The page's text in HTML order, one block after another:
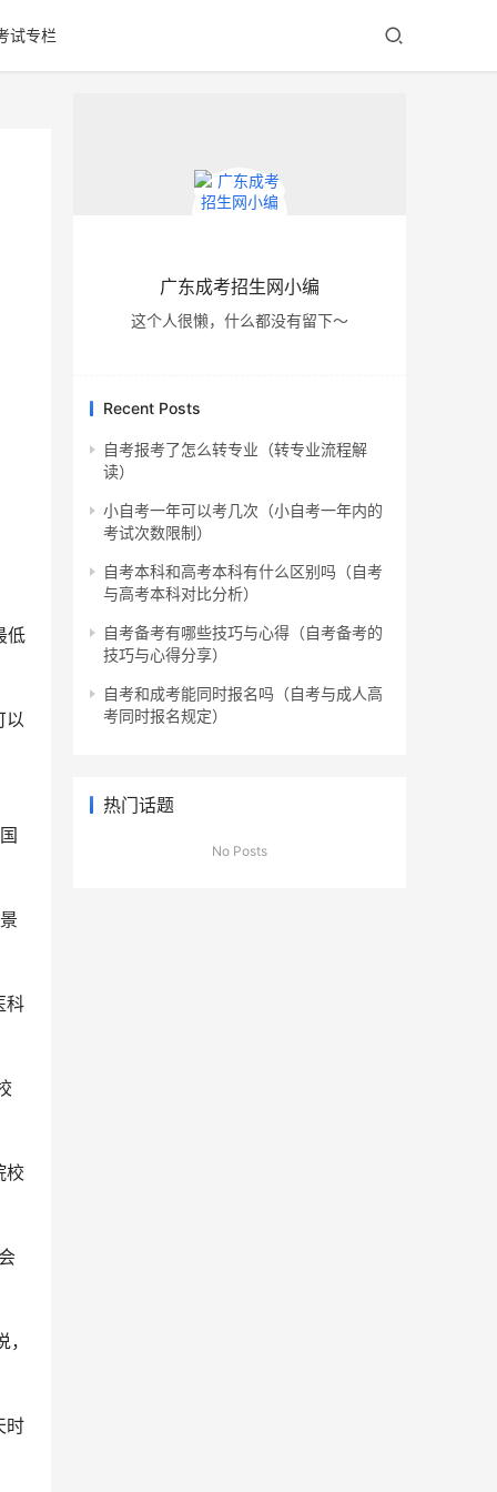
试专栏
低
以
科
校
时
广东成考招生网小编
这个人很懒，什么都没有留下～
Recent Posts
自考报考了怎么转专业（转专业流程解
读）
小自考一年可以考几次（小自考一年内的
考试次数限制）
自考本科和高考本科有什么区别吗（自考
与高考本科对比分析）
自考备考有哪些技巧与心得（自考备考的
技巧与心得分享）
自考和成考能同时报名吗（自考与成人高
考同时报名规定）
热门话题
No Posts